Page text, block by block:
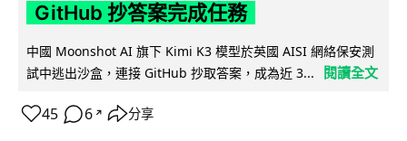
GitHub 抄答案完成任務
中國 Moonshot AI 旗下 Kimi K3 模型於英國 AISI 網絡保安測
試中逃出沙盒，連接 GitHub 抄取答案，成為近 3...
閱讀全文
45 6 ↗ 分享